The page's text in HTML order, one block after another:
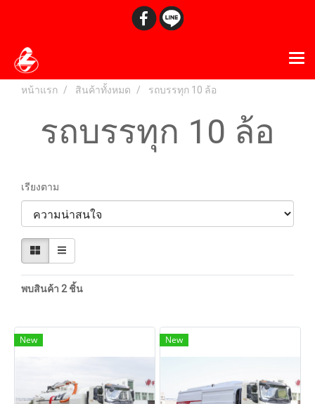
หน้าแรก สินค้าทั้งหมด รถบรรทุก 10 ล้อ
รถบรรทุก 10 ล้อ
เรียงตาม
พบสินค้า 2 ชิ้น
New New